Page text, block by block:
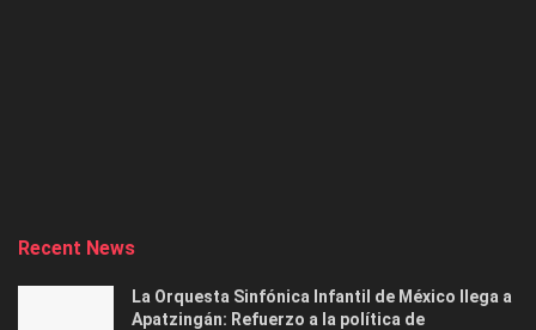
Recent News
La Orquesta Sinfónica Infantil de México llega a
Apatzingán: Refuerzo a la política de